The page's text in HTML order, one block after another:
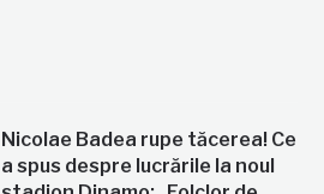
Nicolae Badea rupe tăcerea! Ce
a spus despre lucrările la noul